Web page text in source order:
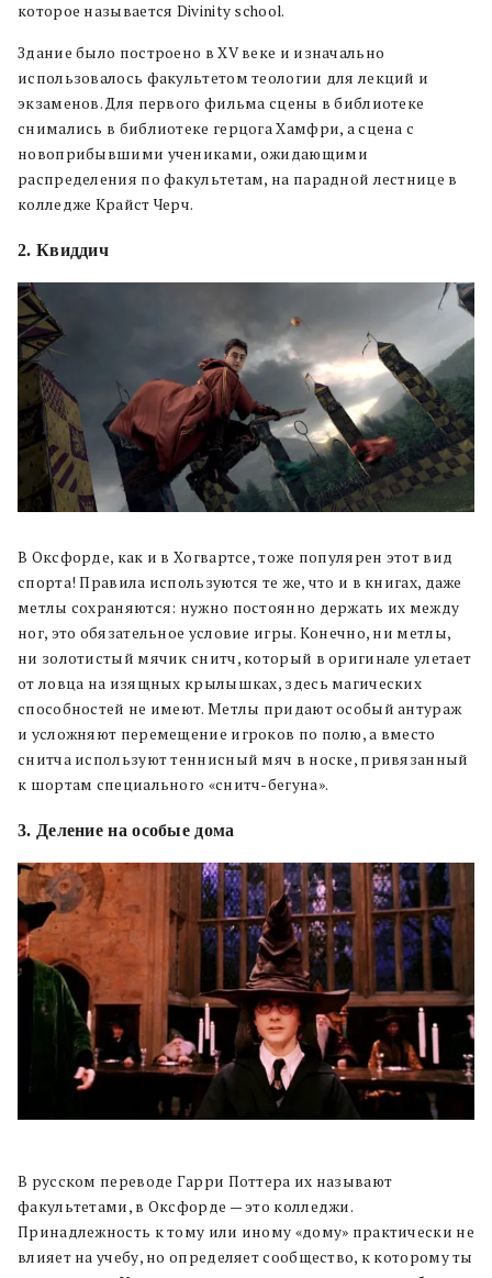
которое называется Divinity school.
Здание было построено в XV веке и изначально
использовалось факультетом теологии для лекций и
экзаменов. Для первого фильма сцены в библиотеке
снимались в библиотеке герцога Хамфри, а сцена с
новоприбывшими учениками, ожидающими
распределения по факультетам, на парадной лестнице в
колледже Крайст Черч.
2. Квиддич
В Оксфорде, как и в Хогвартсе, тоже популярен этот вид
спорта! Правила используются те же, что и в книгах, даже
метлы сохраняются: нужно постоянно держать их между
ног, это обязательное условие игры. Конечно, ни метлы,
ни золотистый мячик снитч, который в оригинале улетает
от ловца на изящных крылышках, здесь магических
способностей не имеют. Метлы придают особый антураж
и усложняют перемещение игроков по полю, а вместо
снитча используют теннисный мяч в носке, привязанный
к шортам специального «снитч-бегуна».
3. Деление на особые дома
В русском переводе Гарри Поттера их называют
факультетами, в Оксфорде — это колледжи.
Принадлежность к тому или иному «дому» практически не
влияет на учебу, но определяет сообщество, к которому ты